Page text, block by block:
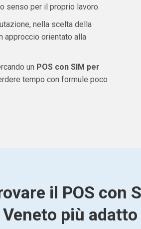
senso per il proprio lavoro.
nella scelta della
approccio orientato alla
un POS con SIM per
tempo con formule poco
il POS con
Veneto più